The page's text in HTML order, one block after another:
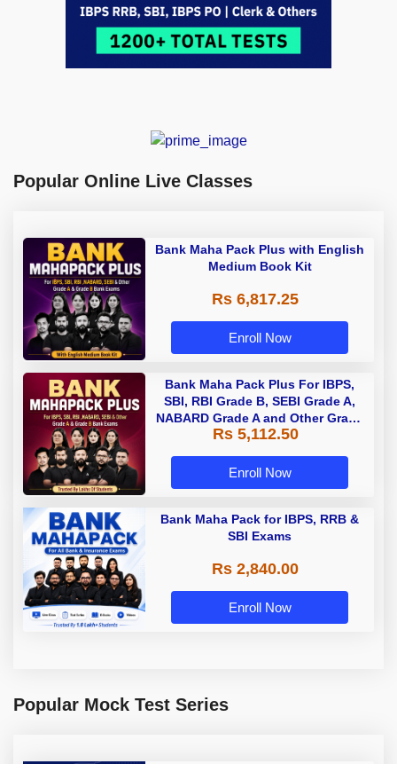
Popular Online Live Classes
Bank Maha Pack Plus with English
Medium Book Kit
Rs 6,817.25
Enroll Now
Bank Maha Pack Plus For IBPS,
SBI, RBI Grade B, SEBI Grade A,
NABARD Grade A and Other Grade
A & Grade B Bank Exams
Rs 5,112.50
Enroll Now
Bank Maha Pack for IBPS, RRB &
SBI Exams
Rs 2,840.00
Enroll Now
Popular Mock Test Series